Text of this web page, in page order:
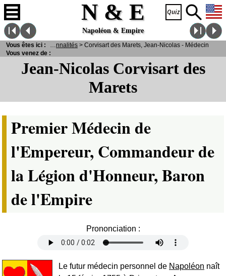
N & E
Napoléon & Empire
Jean-Nicolas Corvisart des
Marets
Premier Médecin de
l'Empereur, Commandeur de
la Légion d'Honneur, Baron
de l'Empire
Prononciation :
Le futur médecin personnel de Napoléon naît
Vous êtes ici :
> Personnalités > Corvisart des Marets, Jean-Nicolas - Médecin
Vous venez de :